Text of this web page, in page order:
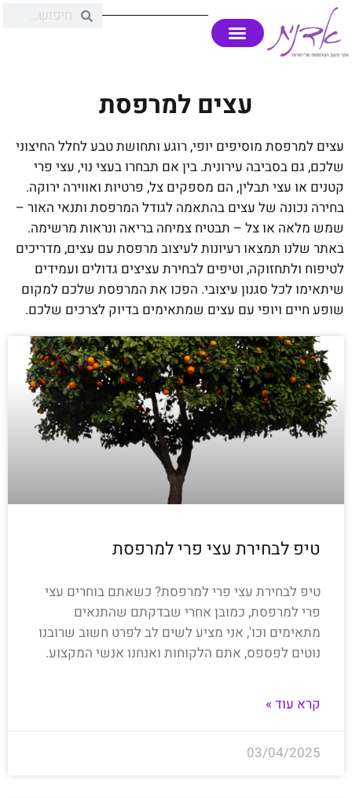
עצים למרפסת
עצים למרפסת מוסיפים יופי, רוגע ותחושת טבע לחלל החיצוני
שלכם, גם בסביבה עירונית. בין אם תבחרו בעצי נוי, עצי פרי
קטנים או עצי תבלין, הם מספקים צל, פרטיות ואווירה ירוקה.
בחירה נכונה של עצים בהתאמה לגודל המרפסת ותנאי האור –
שמש מלאה או צל – תבטיח צמיחה בריאה ונראות מרשימה.
באתר שלנו תמצאו רעיונות לעיצוב מרפסת עם עצים, מדריכים
לטיפוח ולתחזוקה, וטיפים לבחירת עציצים גדולים ועמידים
שיתאימו לכל סגנון עיצובי. הפכו את המרפסת שלכם למקום
שופע חיים ויופי עם עצים שמתאימים בדיוק לצרכים שלכם.
טיפ לבחירת עצי פרי למרפסת
טיפ לבחירת עצי פרי למרפסת? כשאתם בוחרים עצי
פרי למרפסת, כמובן אחרי שבדקתם שהתנאים
מתאימים וכו', אני מציע לשים לב לפרט חשוב שרובנו
נוטים לפספס, אתם הלקוחות ואנחנו אנשי המקצוע.
קרא עוד »
03/04/2025